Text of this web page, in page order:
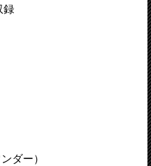
録
ダー）